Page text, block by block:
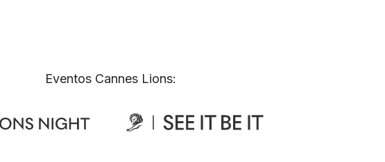
Eventos Cannes Lions: